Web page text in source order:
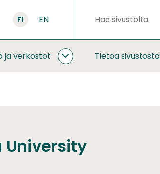
FI EN Hakusanat
ja verkostot
YHTEISTYÖTietoa sivustosta
University